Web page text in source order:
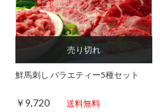
鮮馬刺し バラエティー5種セット
￥9,720 送料無料